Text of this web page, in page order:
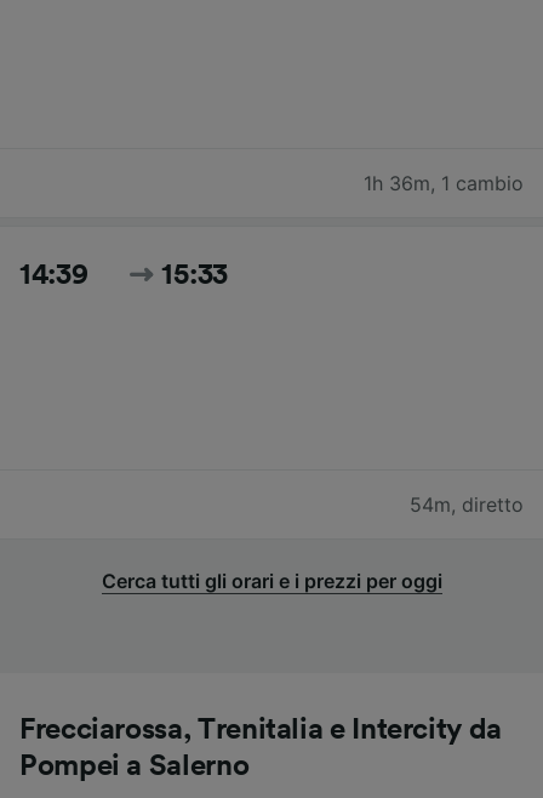
1h 36m, 1 cambio
14:39 15:33
54m, diretto
Cerca tutti gli orari e i prezzi per oggi
Frecciarossa, Trenitalia e Intercity da
Pompei a Salerno